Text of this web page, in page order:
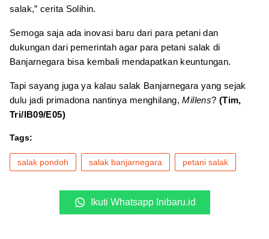
salak,” cerita Solihin.
Semoga saja ada inovasi baru dari para petani dan
dukungan dari pemerintah agar para petani salak di
Banjarnegara bisa kembali mendapatkan keuntungan.
Tapi sayang juga ya kalau salak Banjarnegara yang sejak
dulu jadi primadona nantinya menghilang,Millens? (Tim,
Tri/IB09/E05)
Tags:
salak pondoh salak banjarnegara petani salak
Ikuti Whatsapp Inibaru.id